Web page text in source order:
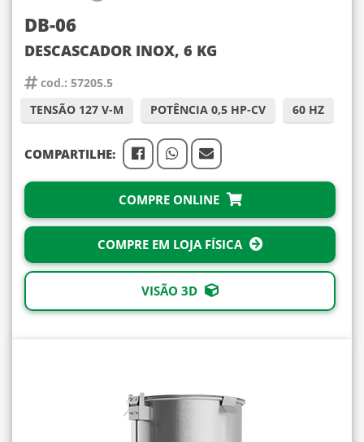
DB-06
DESCASCADOR INOX, 6 KG
cod.: 57205.5
TENSÃO 127 V-M
POTÊNCIA 0,5 HP-CV 60 HZ
COMPARTILHE:
COMPRE ONLINE
COMPRE EM LOJA FÍSICA
VISÃO 3D